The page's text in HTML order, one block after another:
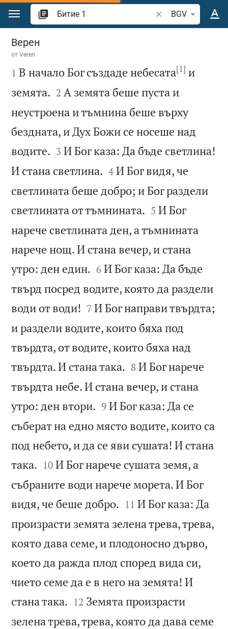
Преминете към съдържанието
Търсете стих или
BGV
Битие 1
Верен
отVeren

1 В начало Бог създаде небесата[1] и
земята. 

2 А земята беше пуста и
неустроена и тъмнина беше върху
бездната, и Дух Божи се носеше над
водите. 

3 И Бог каза: Да бъде светлина!
И стана светлина. 

4 И Бог видя, че
светлината беше добро; и Бог раздели
светлината от тъмнината. 

5 И Бог
нарече светлината ден, а тъмнината
нарече нощ. И стана вечер, и стана
утро: ден един. 

6 И Бог каза: Да бъде
твърд посред водите, която да раздели
води от води! 

7 И Бог направи твърдта;
и раздели водите, които бяха под
твърдта, от водите, които бяха над
твърдта. И стана така. 

8 И Бог нарече
твърдта небе. И стана вечер, и стана
утро: ден втори. 

9 И Бог каза: Да се
съберат на едно място водите, които са
под небето, и да се яви сушата! И стана
така. 

10 И Бог нарече сушата земя, а
събраните води нарече морета. И Бог
видя, че беше добро. 

11 И Бог каза: Да
произрасти земята зелена трева, трева,
която дава семе, и плодоносно дърво,
което да ражда плод според вида си,
чието семе да е в него на земята! И
стана така. 

12 Земята произрасти
зелена трева, трева, която да дава семе